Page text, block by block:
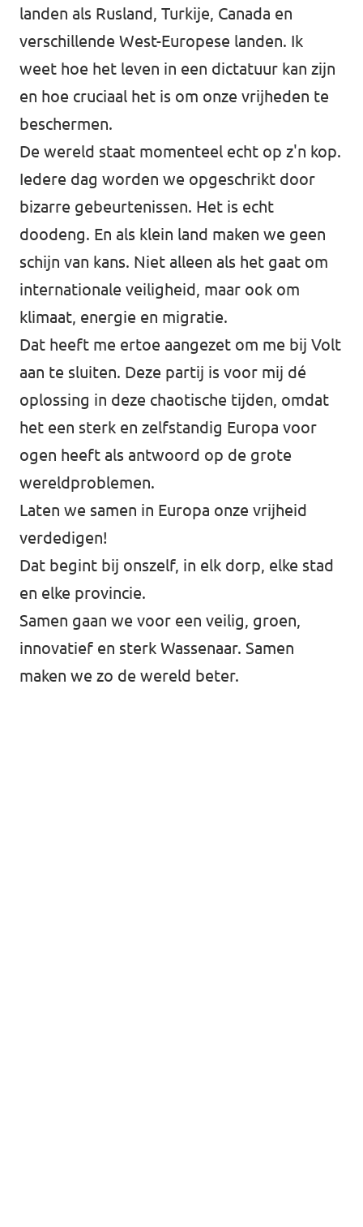
landen als Rusland, Turkije, Canada en
verschillende West-Europese landen. Ik
weet hoe het leven in een dictatuur kan zijn
en hoe cruciaal het is om onze vrijheden te
beschermen.
De wereld staat momenteel echt op z'n kop.
Iedere dag worden we opgeschrikt door
bizarre gebeurtenissen. Het is echt
doodeng. En als klein land maken we geen
schijn van kans. Niet alleen als het gaat om
internationale veiligheid, maar ook om
klimaat, energie en migratie.
Dat heeft me ertoe aangezet om me bij Volt
aan te sluiten. Deze partij is voor mij dé
oplossing in deze chaotische tijden, omdat
het een sterk en zelfstandig Europa voor
ogen heeft als antwoord op de grote
wereldproblemen.
Laten we samen in Europa onze vrijheid
verdedigen!
Dat begint bij onszelf, in elk dorp, elke stad
en elke provincie.
Samen gaan we voor een veilig, groen,
innovatief en sterk Wassenaar. Samen
maken we zo de wereld beter.